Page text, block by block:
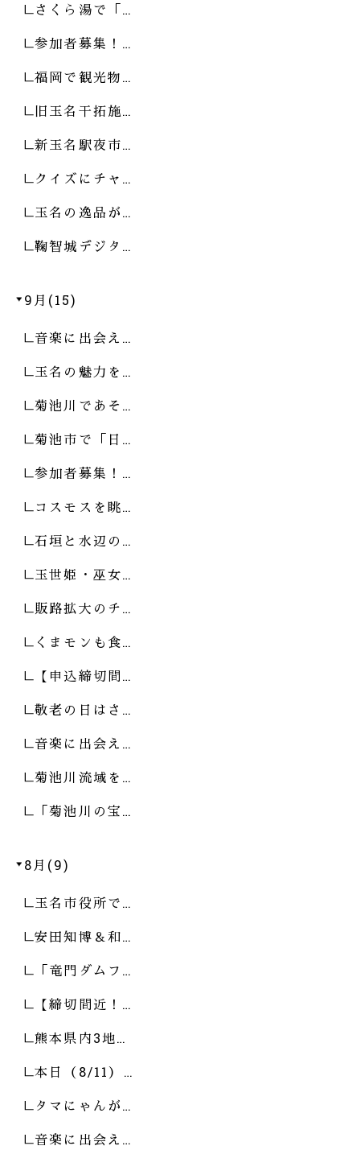
さくら湯で「…
参加者募集！…
福岡で観光物…
旧玉名干拓施…
新玉名駅夜市…
クイズにチャ…
玉名の逸品が…
鞠智城デジタ…
9月(15)
音楽に出会え…
玉名の魅力を…
菊池川であそ…
菊池市で「日…
参加者募集！…
コスモスを眺…
石垣と水辺の…
玉世姫・巫女…
販路拡大のチ…
くまモンも食…
【申込締切間…
敬老の日はさ…
音楽に出会え…
菊池川流域を…
「菊池川の宝…
8月(9)
玉名市役所で…
安田知博＆和…
「竜門ダムフ…
【締切間近！…
熊本県内3地…
本日（8/11）…
タマにゃんが…
音楽に出会え…